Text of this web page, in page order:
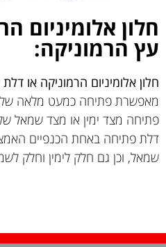
חלון אלומיניום
עץ הרמוניקה:
חלון אלומיניום הרמוניקה או
מאפשרת פתיחה כמעט מלאה של
פתיחה מצד ימין או מצד שמאל
דלת פתיחה באחת הכנפיים
שמאל, וכן גם חלק לימין וחלק